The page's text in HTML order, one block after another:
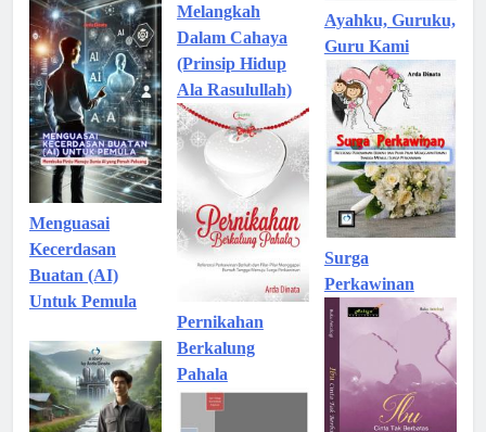
Menguasai
Kecerdasan
Buatan (AI)
Untuk Pemula
Melangkah
Dalam Cahaya
(Prinsip Hidup
Ala Rasulullah)
Pernikahan
Berkalung
Pahala
Ayahku, Guruku,
Guru Kami
Surga
Perkawinan